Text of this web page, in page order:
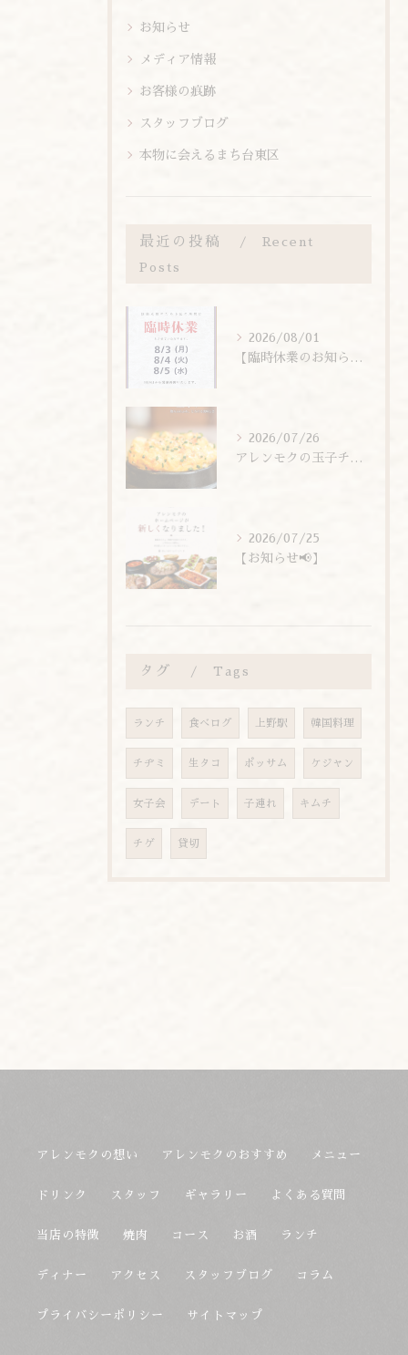
お知らせ
メディア情報
お客様の痕跡
スタッフブログ
本物に会えるまち台東区
最近の投稿 Recent
Posts
2026/08/01
【臨時休業のお知らせ】
2026/07/26
アレンモクの玉子チムは、玉子を惜しまず6個分使用しています！
2026/07/25
【お知らせ📢】
タグ Tags
ランチ 食べログ 上野駅 韓国料理
チヂミ 生タコ ポッサム ケジャン
女子会 デート 子連れ キムチ
チゲ 貸切
アレンモクの想い アレンモクのおすすめ メニュー
ドリンク スタッフ ギャラリー よくある質問
当店の特徴 焼肉 コース お酒 ランチ
ディナー アクセス スタッフブログ コラム
プライバシーポリシー サイトマップ